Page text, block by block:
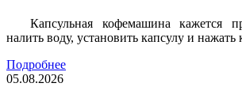
Капсульная кофемашина кажется
налить воду, установить капсулу и нажать
Подробнее
05.08.2026